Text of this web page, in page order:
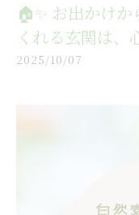
🏠✨ お出かけ
くれる玄関は、
2025/10/07